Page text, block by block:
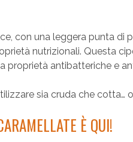
con una leggera punta di
nutrizionali. Questa
proprietà antibatteriche e
sia cruda che cotta…
È QUI!